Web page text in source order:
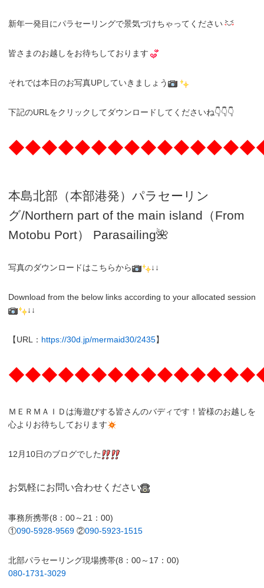
新年一発目にパラセーリングで景気づけちゃってください
皆さまのお越しをお待ちしております
それでは本日のお写真UPしていきましょう
下記のURLをクリックしてダウンロードしてくださいね👇👇👇
本島北部（本部港発）パラセーリン
グ/Northern part of the main island（From
Motobu Port）
Parasailing🌺
写真のダウンロードはこちらから ↓↓
Download from the below links according to your allocated session
↓↓
【URL： https://30d.jp/mermaid30/2435】
ＭＥＲＭＡＩＤは海遊びする皆さんのバディです！皆様のお越しを
心よりお待ちしております
12月10日のブログでした
お気軽にお問い合わせください
事務所携帯(8：00～21：00)
①090-5928-9569 ②090-5923-1515
北部パラセーリング現場携帯(8：00～17：00)
080-1731-3029